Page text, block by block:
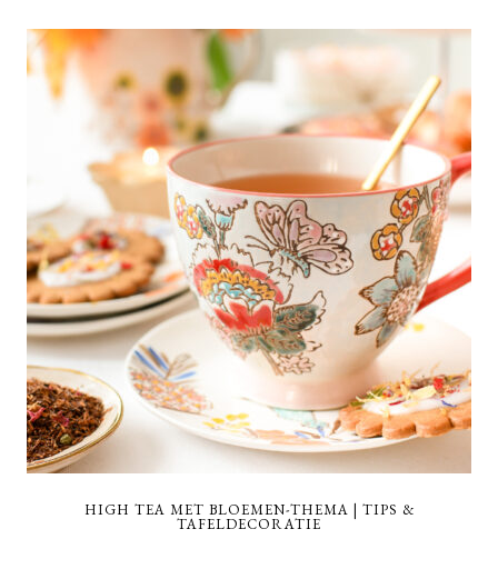
HIGH TEA MET BLOEMEN-THEMA | TIPS &
TAFELDECORATIE